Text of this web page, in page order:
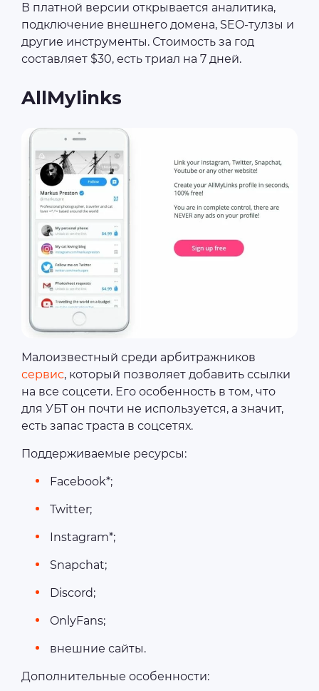
В платной версии открывается аналитика,
подключение внешнего домена, SEO-тулзы и
другие инструменты. Стоимость за год
составляет $30, есть триал на 7 дней.
AllMylinks
Малоизвестный среди арбитражников
сервис, который позволяет добавить ссылки
на все соцсети. Его особенность в том, что
для УБТ он почти не используется, а значит,
есть запас траста в соцсетях.
Поддерживаемые ресурсы:
Facebook*;
Twitter;
Instagram*;
Snapchat;
Discord;
OnlyFans;
внешние сайты.
Дополнительные особенности: